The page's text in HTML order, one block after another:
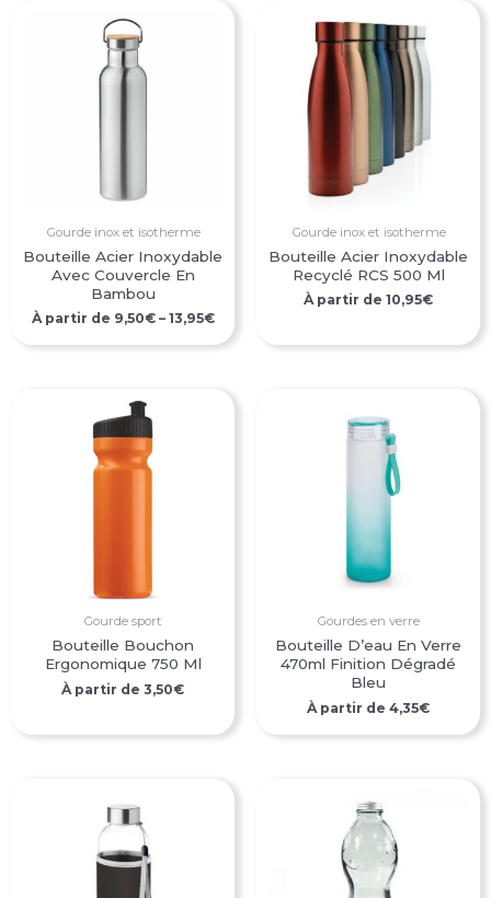
Gourde inox et isotherme
Bouteille Acier Inoxydable
Avec Couvercle En
Bambou
À partir de 9,50€– 13,95€
Gourde inox et isotherme
Bouteille Acier Inoxydable
Recyclé RCS 500 Ml
À partir de 10,95€
Gourde sport
Bouteille Bouchon
Ergonomique 750 Ml
À partir de 3,50€
Gourdes en verre
Bouteille D’eau En Verre
470ml Finition Dégradé
Bleu
À partir de 4,35€